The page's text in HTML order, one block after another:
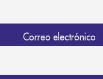
Correo electrónico